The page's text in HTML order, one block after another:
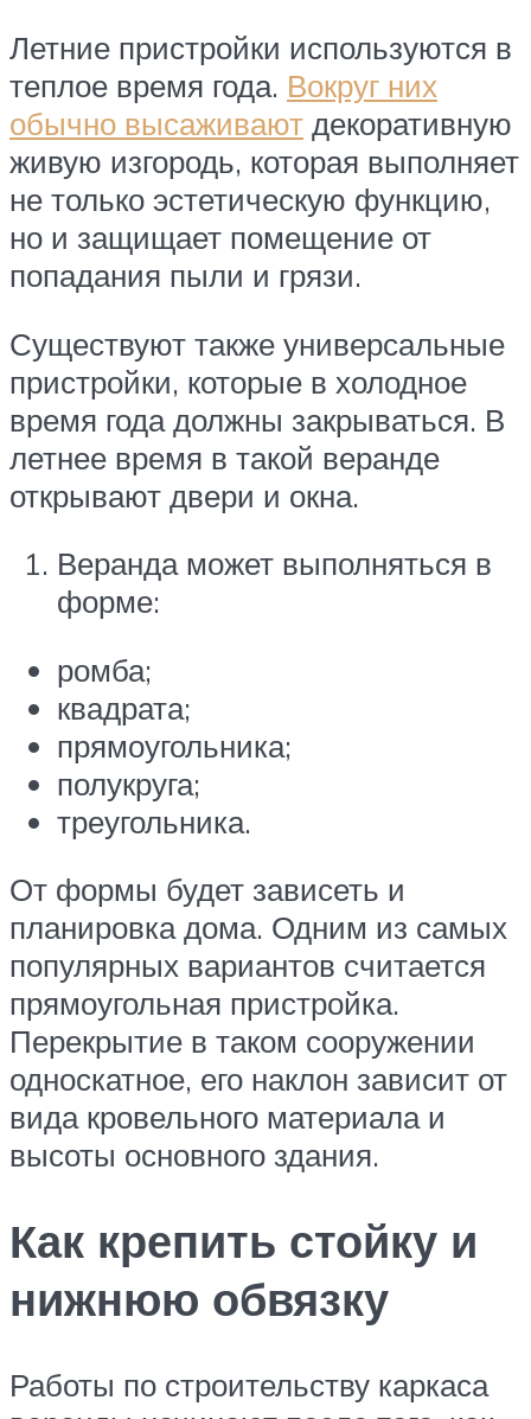
Летние пристройки используются в
теплое время года. Вокруг них
обычно высаживают декоративную
живую изгородь, которая выполняет
не только эстетическую функцию,
но и защищает помещение от
попадания пыли и грязи.
Существуют также универсальные
пристройки, которые в холодное
время года должны закрываться. В
летнее время в такой веранде
открывают двери и окна.
Веранда может выполняться в
форме:
ромба;
квадрата;
прямоугольника;
полукруга;
треугольника.
От формы будет зависеть и
планировка дома. Одним из самых
популярных вариантов считается
прямоугольная пристройка.
Перекрытие в таком сооружении
односкатное, его наклон зависит от
вида кровельного материала и
высоты основного здания.
Как крепить стойку и
нижнюю обвязку
Работы по строительству каркаса